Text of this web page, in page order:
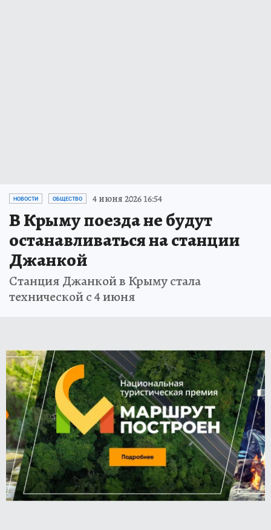
НОВОСТИ ОБЩЕСТВО 4 июня 2026 16:54
В Крыму поезда не будут
останавливаться на станции
Джанкой
Станция Джанкой в Крыму стала
технической с 4 июня